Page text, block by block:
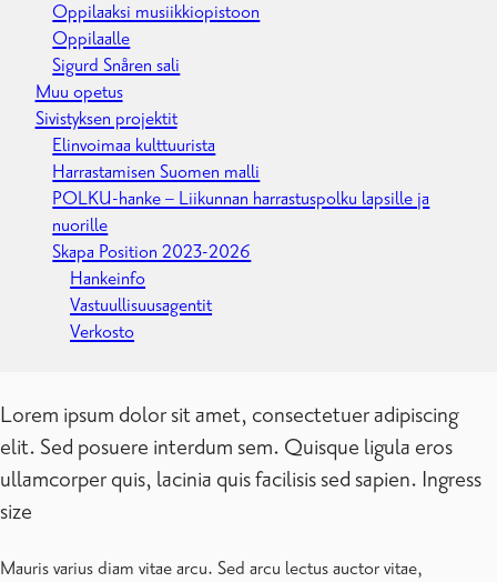
Oppilaaksi musiikkiopistoon
Oppilaalle
Sigurd Snåren sali
Muu opetus
Sivistyksen projektit
Elinvoimaa kulttuurista
Harrastamisen Suomen malli
POLKU-hanke – Liikunnan harrastuspolku lapsille ja
nuorille
Skapa Position 2023-2026
Hankeinfo
Vastuullisuusagentit
Verkosto
Lorem ipsum dolor sit amet, consectetuer adipiscing
elit. Sed posuere interdum sem. Quisque ligula eros
ullamcorper quis, lacinia quis facilisis sed sapien. Ingress
size
Mauris varius diam vitae arcu. Sed arcu lectus auctor vitae,